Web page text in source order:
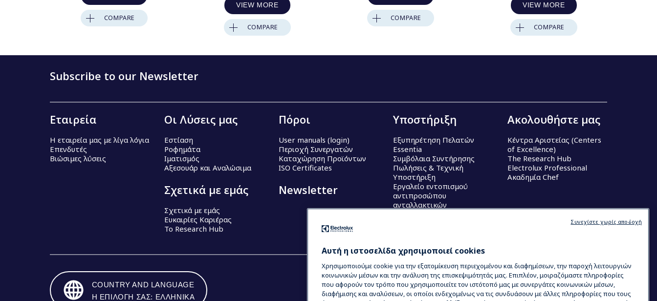
COMPARE
VIEW MORE
COMPARE
COMPARE
VIEW MORE
COMPARE
Subscribe to our Newsletter
Εταιρεία
Η εταιρεία μας με λίγα λόγια
Επενδυτές
Βιώσιμες λύσεις
Οι Λύσεις μας
Εστίαση
Ροφημάτα
Ιματισμός
Αξεσουάρ και Αναλώσιμα
Σχετικά με εμάς
Σχετικά με εμάς
Ευκαιρίες Καριέρας
Το Research Hub
Πόροι
User manuals (login)
Περιοχή Συνεργατών
Καταχώρηση Προϊόντων
ISO Certificates
Newsletter
Υποστήριξη
Εξυπηρέτηση Πελατών
Essentia
Συμβόλαια Συντήρησης
Πωλήσεις & Τεχνική
Υποστήριξη
Εργαλείο εντοπισμού
αντιπροσώπου
ανταλλακτικών
Ακολουθήστε μας
Κέντρα Αριστείας (Centers
of Excellence)
The Research Hub
Electrolux Professional
Ακαδημία Chef
COUNTRY AND LANGUAGE
Η ΕΠΙΛΟΓΉ ΣΑΣ: ΕΛΛΗΝΙΚΆ
Αυτή η ιστοσελίδα χρησιμοποιεί cookies
Χρησιμοποιούμε cookie για την εξατομίκευση περιεχομένου και διαφημίσεων, την παροχή λειτουργιών
κοινωνικών μέσων και την ανάλυση της επισκεψιμότητάς μας. Επιπλέον, μοιραζόμαστε πληροφορίες
που αφορούν τον τρόπο που χρησιμοποιείτε τον ιστότοπό μας με συνεργάτες κοινωνικών μέσων,
διαφήμισης και αναλύσεων, οι οποίοι ενδεχομένως να τις συνδυάσουν με άλλες πληροφορίες που τους
Συνεχίστε χωρίς αποδοχή